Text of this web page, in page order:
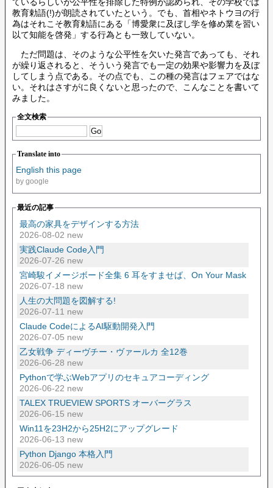
教育勅語(!)が朗読されていたという。でも、首相やネトウヨの行
為はそれこそ教育勅語にある「博愛衆に及ぼし学を修め業を習い
以て知能を啓発」する行為とも一致していない。
ただ問題は、そのような公平性を欠いた発言であっても、それ
が繰り返されると、そういう発言でも一定の効果や影響力を及ぼ
してしまう点である。その点でも、この種の発言はフェアではな
い。それはさすがに良くないと思ったので、こんなことを書いて
みました。
全文検索
Translate into
English this page
by google
最近の記事
最高の家具をデザインする方法
2026-08-02 new
実践Claude Code入門
2026-07-26 new
宮崎駿イメージボード全集 6 耳をすませば、On Your Mask
2026-07-18 new
人生の大問題を図解する!
2026-07-11 new
Claude CodeによるAI駆動開発入門
2026-07-05 new
乙女戦争 ディーヴチー・ヴァールカ 全12巻
2026-06-28 new
Pythonで学ぶWebアプリのセキュアコーディング
2026-06-22 new
TALEX TRUEVIEW SPORTS オーバーグラス
2026-06-15 new
Win11を23H2から25H2にアップグレード
2026-06-13 new
Python Django 本格入門
2026-06-05 new